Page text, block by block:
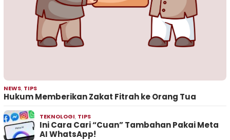
NEWS, TIPS
Hukum Memberikan Zakat Fitrah ke Orang Tua
TEKNOLOGI, TIPS
Ini Cara Cari “Cuan” Tambahan Pakai Meta
AI WhatsApp!